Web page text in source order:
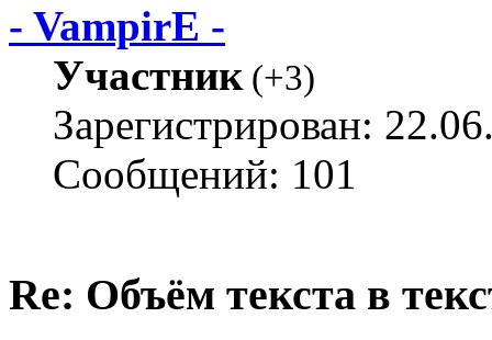
- VampirE -
Участник(+3)
Зарегистрирован:
Сообщений: 101
Re: Объём текста в